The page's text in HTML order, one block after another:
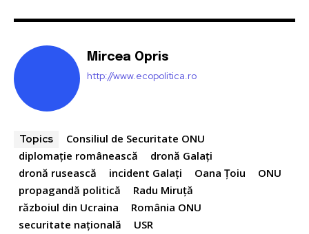
Mircea Opris
http://www.ecopolitica.ro
Topics
Consiliul de Securitate ONU
diplomație românească
dronă Galați
dronă rusească
incident Galați Oana Țoiu
ONU
propagandă politică
Radu Miruță
războiul din Ucraina
România ONU
securitate națională
USR